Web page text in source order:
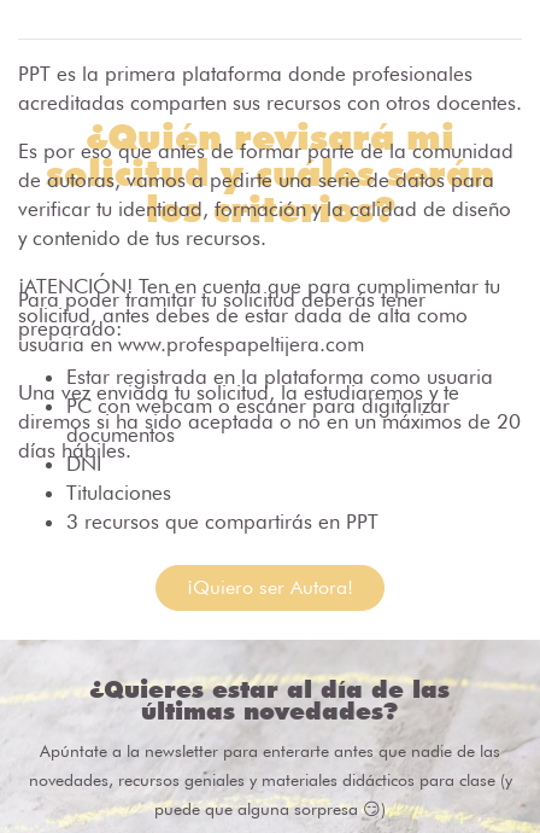
PPT es la primera plataforma donde profesionales
acreditadas comparten sus recursos con otros docentes.
Es por eso que antes de formar parte de la comunidad
de autoras, vamos a pedirte una serie de datos para
verificar tu identidad, formación y la calidad de diseño
y contenido de tus recursos.
¡ATENCIÓN! Ten en cuenta que para cumplimentar tu
solicitud, antes debes de estar dada de alta como
usuaria en www.profespapeltijera.com
Una vez enviada tu solicitud, la estudiaremos y te
diremos si ha sido aceptada o no en un máximos de 20
días hábiles.
¿Quién revisará mi
solicitud y cuáles serán
los criterios?
Para poder tramitar tu solicitud deberás tener
preparado:
Estar registrada en la plataforma como usuaria
PC con webcam o escaner para digitalizar
documentos
DNI
Titulaciones
3 recursos que compartirás en PPT
¡Quiero ser Autora!
¿Quieres estar al día de las
últimas novedades?
Apúntate a la newsletter para enterarte antes que nadie de las
novedades, recursos geniales y materiales didácticos para clase (y
puede que alguna sorpresa 😏)